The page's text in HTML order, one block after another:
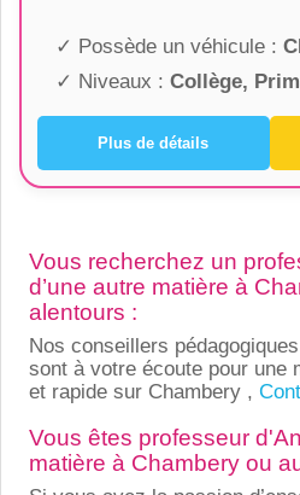
✓ Possède un véhicule :
✓ Niveaux : Collège,
Plus de détails
Vous recherchez un
d’une autre matière à
alentours :
Nos conseillers
sont à votre écoute pour une
et rapide sur Chambery ,
Vous êtes professeur
matière à Chambery ou